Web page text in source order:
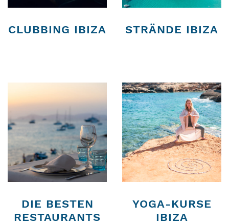
CLUBBING IBIZA STRÄNDE IBIZA
DIE BESTEN
RESTAURANTS
YOGA-KURSE
IBIZA